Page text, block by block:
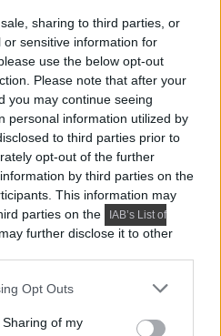
sharing to third parties, or
sensitive information for
use the below opt-out
Please note that after your
you may continue seeing
personal information utilized by
to third parties prior to
opt-out of the further
by third parties on the
This information may
parties on the
IAB’s List of
further disclose it to other
app uses one or more Google
behaviour. You may click to
Opt Outs
of my
praktikus lakberendezési
ötletekkel